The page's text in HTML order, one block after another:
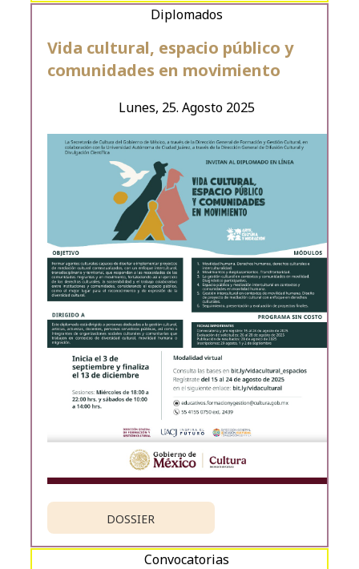
DOSSIER
Lunes, 25. Agosto 2025
Vida cultural, espacio público y
comunidades en movimiento
Diplomados
Convocatorias